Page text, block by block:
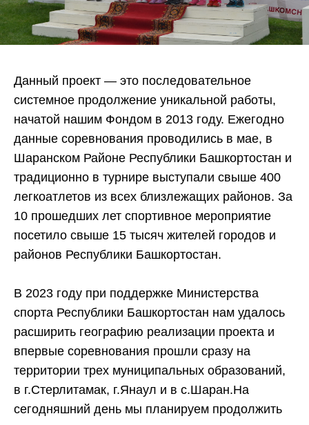
Данный проект — это последовательное
системное продолжение уникальной работы,
начатой нашим Фондом в 2013 году. Ежегодно
данные соревнования проводились в мае, в
Шаранском Районе Республики Башкортостан и
традиционно в турнире выступали свыше 400
легкоатлетов из всех близлежащих районов. За
10 прошедших лет спортивное мероприятие
посетило свыше 15 тысяч жителей городов и
районов Республики Башкортостан.
В 2023 году при поддержке Министерства
спорта Республики Башкортостан нам удалось
расширить географию реализации проекта и
впервые соревнования прошли сразу на
территории трех муниципальных образований,
в г.Стерлитамак, г.Янаул и в с.Шаран.На
сегодняшний день мы планируем продолжить